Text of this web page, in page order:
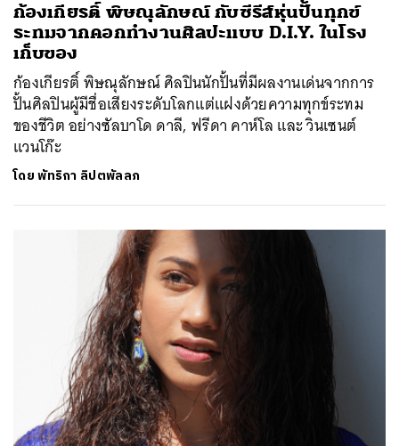
ก้องเกียรติ์ พิษณุลักษณ์ กับซีรีส์หุ่นปั้นทุกข์
ระทมจากคอกทำงานศิลปะแบบ D.I.Y. ในโรง
เก็บของ
ก้องเกียรติ์ พิษณุลักษณ์ ศิลปินนักปั้นที่มีผลงานเด่นจากการ
ปั้นศิลปินผู้มีชื่อเสียงระดับโลกแต่แฝงด้วยความทุกข์ระทม
ของชีวิต อย่างซัลบาโด ดาลี, ฟรีดา คาห์โล และ วินเซนต์
แวนโก๊ะ
โดยพัทริกา ลิปตพัลลภ